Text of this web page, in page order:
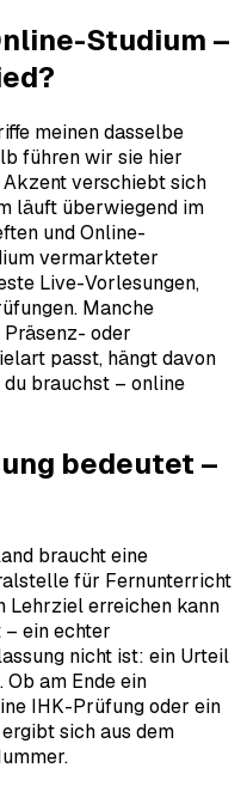
Studium –
meinen dasselbe
führen wir sie hier
verschiebt sich
läuft überwiegend im
und Online-
vermarkteter
Live-Vorlesungen,
Manche
oder
passt, hängt davon
brauchst – online
bedeutet –
braucht eine
für Fernunterricht
Lehrziel erreichen kann
ein echter
nicht ist: ein Urteil
am Ende ein
IHK-Prüfung oder ein
sich aus dem